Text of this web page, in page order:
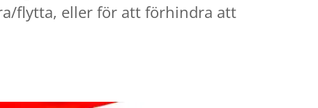
flytta, eller för att förhindra att